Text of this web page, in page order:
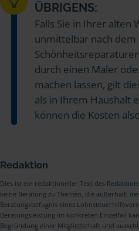
ÜBRIGENS:
Falls Sie in Ihrer alten
unmittelbar nach dem
durch einen Maler
machen lassen, gilt
als in Ihrem Haushalt
können die Kosten
Redaktion
Dies ist ein redaktioneller Text des
keine Beratung zu Themen, die außerhalb
Beratungsbefugnis eines
Beratungsleistung im konkreten Einzelfall
Begründung einer Mitgliedschaft und